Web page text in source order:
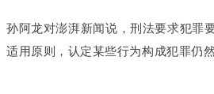
孙阿龙对澎湃新闻说，刑法要求犯罪
适用原则，认定某些行为构成犯罪仍